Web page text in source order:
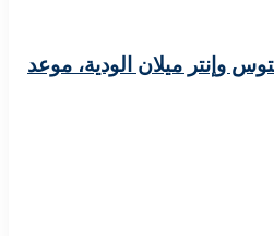
وإنتر ميلان الودية، موعد